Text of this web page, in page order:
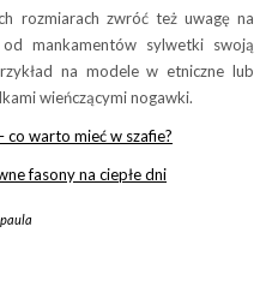
rozmiarach zwróć też uwagę na
mankamentów sylwetki swoją
na modele w etniczne lub
wieńczącymi nogawki.
co warto mieć w szafie?
fasony na ciepłe dni
paula